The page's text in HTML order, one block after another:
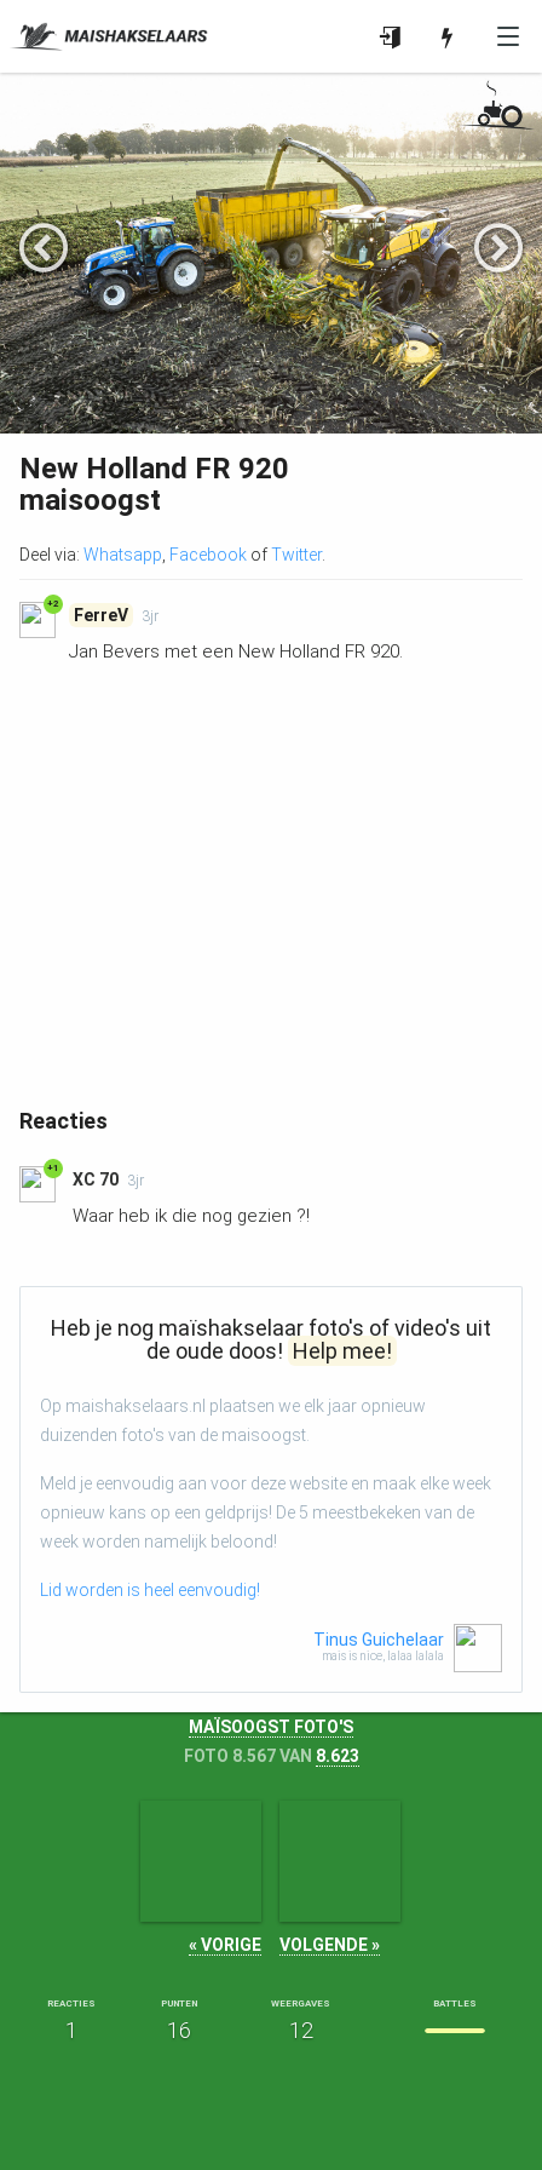
New Holland FR 920
maisoogst
Deel via: Whatsapp, Facebook ofTwitter.
+2
FerreV 3jr
Jan Bevers met een New Holland FR 920.
Reacties
+1
XC 70 3jr
Waar heb ik die nog gezien ?!
Heb je nog maïshakselaar foto's of video's uit
de oude doos! Help mee!
Op maishakselaars.nl plaatsen we elk jaar opnieuw
duizenden foto's van de maisoogst.
Meld je eenvoudig aan voor deze website en maak elke week
opnieuw kans op een geldprijs! De 5 meestbekeken van de
week worden namelijk beloond!
Lid worden is heel eenvoudig!
Tinus Guichelaar
mais is nice, lalaa lalala
MAÏSOOGST FOTO'S
FOTO 8.567 VAN 8.623
« VORIGE VOLGENDE »
REACTIES
1
PUNTEN
16
WEERGAVES
12
BATTLES